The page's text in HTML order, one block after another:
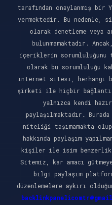
tarafından onaylanmış bir
vermektedir. Bu
olarak denetleme veya
bulunmamaktadır.
içeriklerin sorumluluğunu
olarak bu sorumluluğu
internet sitesi, herhangi
şirketi ile hiçbir
yalnızca kendi
paylaşılmaktadır.
niteliği taşımamakta
hakkında paylaşım
kişiler ile isim
Sitemiz, kar amacı
bilgi paylaşım
düzenlemelere aykırı